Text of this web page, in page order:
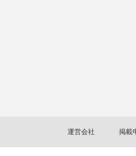
運営会社 掲載